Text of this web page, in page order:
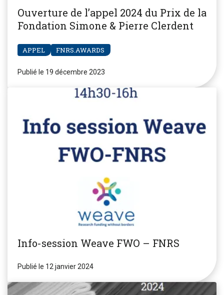
Ouverture de l’appel 2024 du Prix de la
Fondation Simone & Pierre Clerdent
APPEL FNRS.AWARDS
Publié le 19 décembre 2023
Info-session Weave FWO – FNRS
Publié le 12 janvier 2024